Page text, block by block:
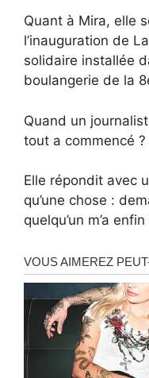
Quant à Mira, elle
l’inauguration de
solidaire installée
boulangerie de la
Quand un
tout a commencé ?
Elle répondit avec
qu’une chose :
quelqu’un m’a